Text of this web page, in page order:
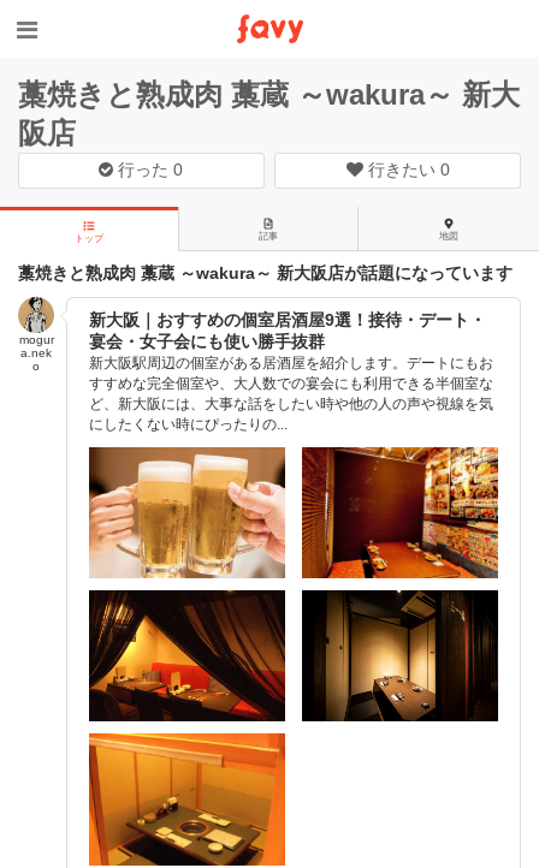
藁焼きと熟成肉 藁蔵 ～wakura～ 新大
阪店
行った0 行きたい 0
トップ 記事 地図
藁焼きと熟成肉 藁蔵 ～wakura～ 新大阪店が話題になっています
mogur
a.nek
o
新大阪｜おすすめの個室居酒屋9選！接待・デート・
宴会・女子会にも使い勝手抜群
新大阪駅周辺の個室がある居酒屋を紹介します。デートにもお
すすめな完全個室や、大人数での宴会にも利用できる半個室な
ど、新大阪には、大事な話をしたい時や他の人の声や視線を気
にしたくない時にぴったりの...